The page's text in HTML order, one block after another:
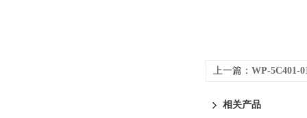
上一篇： WP-5C401-
相关产品